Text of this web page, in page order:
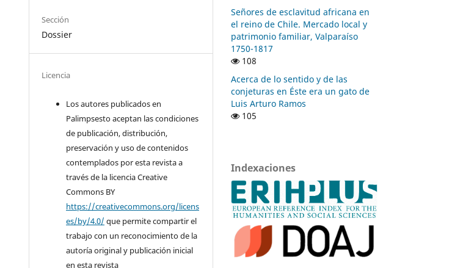
Sección
Dossier
Licencia
Los autores publicados en
Palimpsesto aceptan las condiciones
de publicación, distribución,
preservación y uso de contenidos
contemplados por esta revista a
través de la licencia Creative
Commons BY
https://creativecommons.org/licens
es/by/4.0/ que permite compartir el
trabajo con un reconocimiento de la
autoría original y publicación inicial
en esta revista
Señores de esclavitud africana en
el reino de Chile. Mercado local y
patrimonio familiar, Valparaíso
1750-1817
108
Acerca de lo sentido y de las
conjeturas en Éste era un gato de
Luis Arturo Ramos
105
Indexaciones